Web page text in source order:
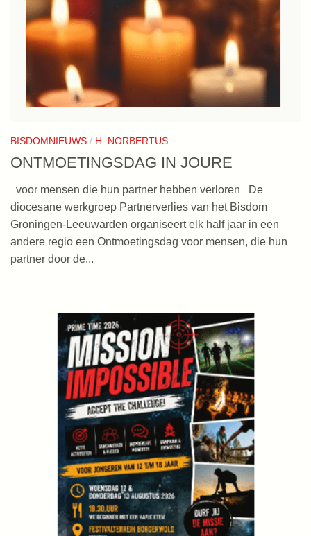
BISDOMNIEUWS / H. NORBERTUS
ONTMOETINGSDAG IN JOURE
voor mensen die hun partner hebben verloren De
diocesane werkgroep Partnerverlies van het Bisdom
Groningen-Leeuwarden organiseert elk half jaar in een
andere regio een Ontmoetingsdag voor mensen, die hun
partner door de...